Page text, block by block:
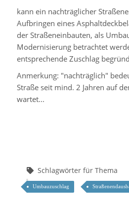
kann ein nachträglicher
Aufbringen eines
der Straßeneinbauten, als
Modernisierung betrachtet
entsprechende Zuschlag
Anmerkung: "nachträglich"
Straße seit mind. 2 Jahren auf
wartet...
Schlagwörter für Thema
Umbauzuschlag